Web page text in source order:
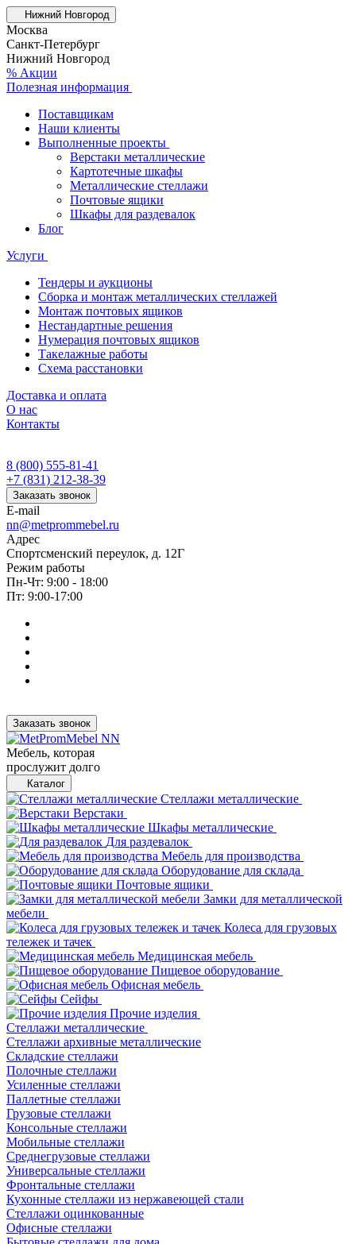
Нижний Новгород
Москва
Санкт-Петербург
Нижний Новгород
% Акции
Полезная информация
Поставщикам
Наши клиенты
Выполненные проекты
Верстаки металлические
Картотечные шкафы
Металлические стеллажи
Почтовые ящики
Шкафы для раздевалок
Блог
Услуги
Тендеры и аукционы
Сборка и монтаж металлических стеллажей
Монтаж почтовых ящиков
Нестандартные решения
Нумерация почтовых ящиков
Такелажные работы
Схема расстановки
Доставка и оплата
О нас
Контакты
8 (800) 555-81-41
+7 (831) 212-38-39
Заказать звонок
E-mail
nn@metprommebel.ru
Адрес
Спортсменский переулок, д. 12Г
Режим работы
Пн-Чт: 9:00 - 18:00
Пт: 9:00-17:00
Заказать звонок
Мебель, которая
прослужит долго
Каталог
Стеллажи металлические
Верстаки
Шкафы металлические
Для раздевалок
Мебель для производства
Оборудование для склада
Почтовые ящики
Замки для металлической
мебели
Колеса для грузовых
тележек и тачек
Медицинская мебель
Пищевое оборудование
Офисная мебель
Сейфы
Прочие изделия
Стеллажи металлические
Cтеллажи архивные металлические
Складские стеллажи
Полочные стеллажи
Усиленные стеллажи
Паллетные стеллажи
Грузовые стеллажи
Консольные стеллажи
Мобильные стеллажи
Среднегрузовые стеллажи
Универсальные стеллажи
Фронтальные стеллажи
Кухонные стеллажи из нержавеющей стали
Стеллажи оцинкованные
Офисные стеллажи